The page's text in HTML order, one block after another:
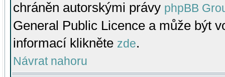
chráněn autorskými právy phpBB
General Public Licence a může být
informací klikněte zde.
Návrat nahoru